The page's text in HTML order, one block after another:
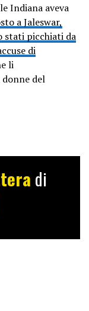
Indiana aveva
a Jaleswar,
stati picchiati da
di
li
donne del
di